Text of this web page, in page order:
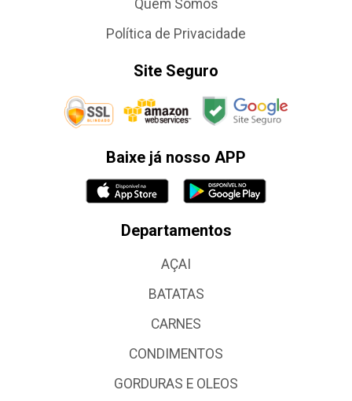
Quem Somos
Política de Privacidade
Site Seguro
Baixe já nosso APP
Departamentos
AÇAI
BATATAS
CARNES
CONDIMENTOS
GORDURAS E OLEOS